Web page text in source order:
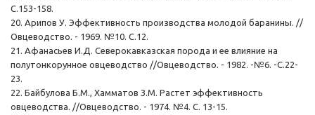
С.153-158.
20. Арипов У. Эффективность производства молодой баранины. //
Овцеводство. - 1969. №10. С.12.
21. Афанасьев И.Д. Северокавказская порода и ее влияние на
полутонкорунное овцеводство //Овцеводство. - 1982. -№6. -С.22-
23.
22. Байбулова Б.М., Хамматов З.М. Растет эффективность
овцеводства. //Овцеводство. - 1974. №4. С. 13-15.